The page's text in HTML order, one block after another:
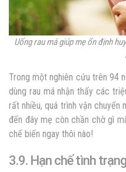
Uống rau má giúp mẹ ổn định
Trong một nghiên cứu trên 94
dùng rau má nhận thấy các
rất nhiều, quá trình vận chuyển
đến đây mẹ còn chần chờ gì
chế biến ngay thôi nào!
3.9. Hạn chế tình